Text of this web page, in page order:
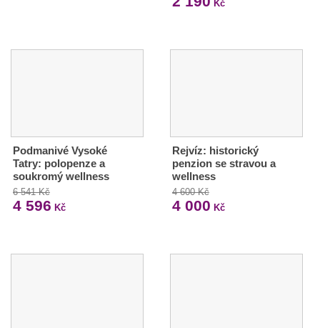
Kč
Podmanivé Vysoké
Tatry: polopenze a
soukromý wellness
6 541 Kč
4 596 Kč
Rejvíz: historický
penzion se stravou a
wellness
4 600 Kč
4 000 Kč